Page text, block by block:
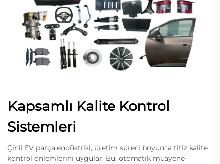
Kapsamlı Kalite Kontrol
Sistemleri
Çinli EV parça endüstrisi, üretim süreci boyunca titiz kalite
kontrol önlemlerini uygular. Bu, otomatik muayene